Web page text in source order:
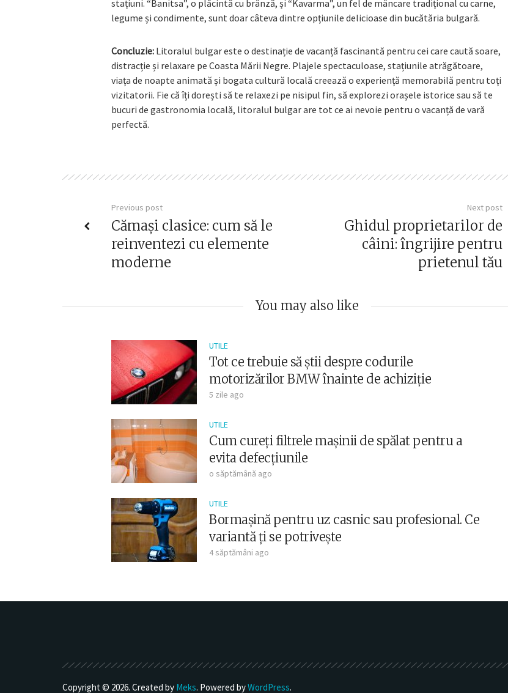
stațiuni. “Banitsa”, o plăcintă cu brânză, și “Kavarma”, un fel de mâncare tradițional cu carne,
legume și condimente, sunt doar câteva dintre opțiunile delicioase din bucătăria bulgară.
Concluzie: Litoralul bulgar este o destinație de vacanță fascinantă pentru cei care caută soare,
distracție și relaxare pe Coasta Mării Negre. Plajele spectaculoase, stațiunile atrăgătoare,
viața de noapte animată și bogata cultură locală creează o experiență memorabilă pentru toți
vizitatorii. Fie că îți dorești să te relaxezi pe nisipul fin, să explorezi orașele istorice sau să te
bucuri de gastronomia locală, litoralul bulgar are tot ce ai nevoie pentru o vacanță de vară
perfectă.
Previous post
Cămași clasice: cum să le
reinventezi cu elemente
moderne
Next post
Ghidul proprietarilor de
câini: îngrijire pentru
prietenul tău
You may also like
UTILE
Tot ce trebuie să știi despre codurile
motorizărilor BMW înainte de achiziție
5 zile ago
UTILE
Cum cureți filtrele mașinii de spălat pentru a
evita defecțiunile
o săptămână ago
UTILE
Bormașină pentru uz casnic sau profesional. Ce
variantă ți se potrivește
4 săptămâni ago
Copyright © 2026. Created by Meks. Powered byWordPress.